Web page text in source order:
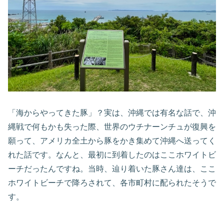
「海からやってきた豚」？実は、沖縄では有名な話で、沖
縄戦で何もかも失った際、世界のウチナーンチュが復興を
願って、アメリカ全土から豚をかき集めて沖縄へ送ってく
れた話です。なんと、最初に到着したのはここホワイトビ
ーチだったんですね。当時、辿り着いた豚さん達は、ここ
ホワイトビーチで降ろされて、各市町村に配られたそうで
す。